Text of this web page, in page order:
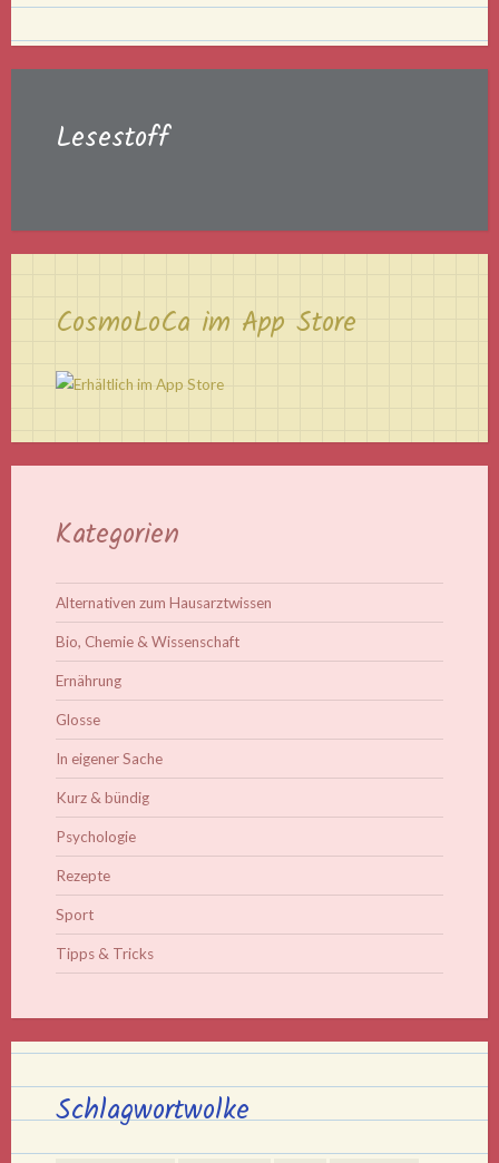
Lesestoff
CosmoLoCa im App Store
Kategorien
Alternativen zum Hausarztwissen
Bio, Chemie & Wissenschaft
Ernährung
Glosse
In eigener Sache
Kurz & bündig
Psychologie
Rezepte
Sport
Tipps & Tricks
Schlagwortwolke